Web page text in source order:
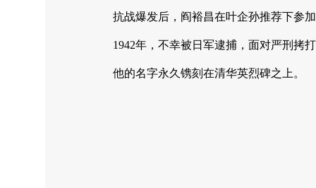
抗战爆发后，阎裕昌在叶企孙推荐下参
1942年，不幸被日军逮捕，面对严刑拷
他的名字永久镌刻在清华英烈碑之上。